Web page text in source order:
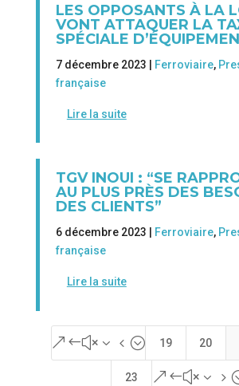
LES OPPOSANTS À LA
VONT ATTAQUER LA
SPÉCIALE
7 décembre 2023 | Ferroviaire,
française
Lire la suite
TGV INOUI : “SE
AU PLUS PRÈS DES
DES CLIENTS”
6 décembre 2023 | Ferroviaire,
française
Lire la suite
&#x34; 19 20
23